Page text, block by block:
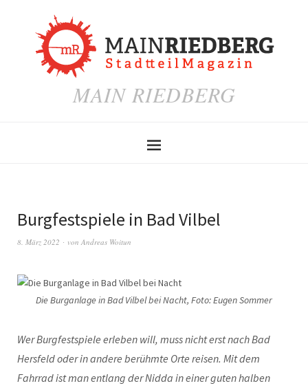
MAIN RIEDBERG
Burgfestspiele in Bad Vilbel
8. März 2022 von Andreas Woitun
Die Burganlage in Bad Vilbel bei Nacht, Foto: Eugen Sommer
Wer Burgfestspiele erleben will, muss nicht erst nach Bad
Hersfeld oder in andere berühmte Orte reisen. Mit dem
Fahrrad ist man entlang der Nidda in einer guten halben